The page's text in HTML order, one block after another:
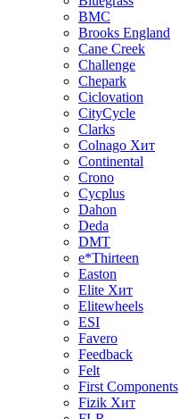
BMC
Brooks England
Cane Creek
Challenge
Chepark
Ciclovation
CityCycle
Clarks
Colnago Хит
Continental
Crono
Cycplus
Dahon
Deda
DMT
e*Thirteen
Easton
Elite Хит
Elitewheels
ESI
Favero
Feedback
Felt
First Components
Fizik Хит